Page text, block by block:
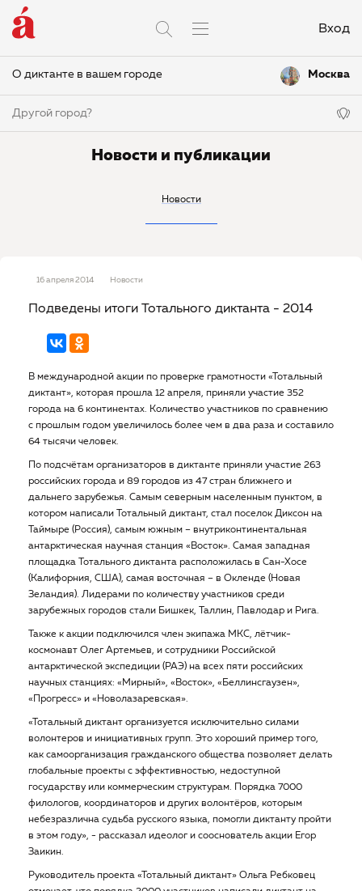
Вход
О диктанте в вашем городе Москва
Другой город?
Новости и публикации
Новости
16 апреля 2014 Новости
Подведены итоги Тотального диктанта - 2014
В международной акции по проверке грамотности «Тотальный
диктант», которая прошла 12 апреля, приняли участие 352
города на 6 континентах. Количество участников по сравнению
с прошлым годом увеличилось более чем в два раза и составило
64 тысячи человек.
По подсчётам организаторов в диктанте приняли участие 263
российских города и 89 городов из 47 стран ближнего и
дальнего зарубежья. Самым северным населенным пунктом, в
котором написали Тотальный диктант, стал поселок Диксон на
Таймыре (Россия), самым южным – внутриконтинентальная
антарктическая научная станция «Восток». Самая западная
площадка Тотального диктанта расположилась в Сан-Хосе
(Калифорния, США), самая восточная – в Окленде (Новая
Зеландия). Лидерами по количеству участников среди
зарубежных городов стали Бишкек, Таллин, Павлодар и Рига.
Также к акции подключился член экипажа МКС, лётчик-
космонавт Олег Артемьев, и сотрудники Российской
антарктической экспедиции (РАЭ) на всех пяти российских
научных станциях: «Мирный», «Восток», «Беллинсгаузен»,
«Прогресс» и «Новолазаревская».
«Тотальный диктант организуется исключительно силами
волонтеров и инициативных групп. Это хороший пример того,
как самоорганизация гражданского общества позволяет делать
глобальные проекты с эффективностью, недоступной
государству или коммерческим структурам. Порядка 7000
филологов, координаторов и других волонтёров, которым
небезразлична судьба русского языка, помогли диктанту пройти
в этом году», - рассказал идеолог и сооснователь акции Егор
Заикин.
Руководитель проекта «Тотальный диктант» Ольга Ребковец